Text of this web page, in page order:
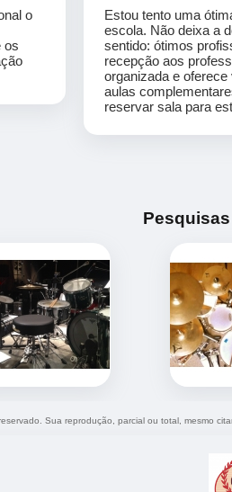
o
os
Estou tento uma
escola. Não deixa a
sentido: ótimos
recepção aos
organizada e
aulas
reservar sala para
Sua reprodução, parcial ou total, mesmo